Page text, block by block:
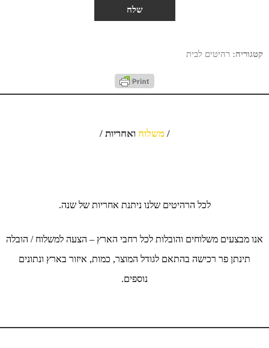
קטגוריה: רהיטים לבית
/משלוח ואחריות /
לכל הרהיטים שלנו ניתנת אחריות של שנה.
אנו מבצעים משלוחים והובלות לכל רחבי הארץ – הצעה למשלוח / הובלה
תינתן פר רכישה בהתאם לגודל המוצר, כמות, איזור בארץ ונתונים
נוספים.